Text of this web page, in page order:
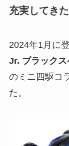
充実してき
2024年1月に
Jr. ブラック
のミニ四駆コ
た。